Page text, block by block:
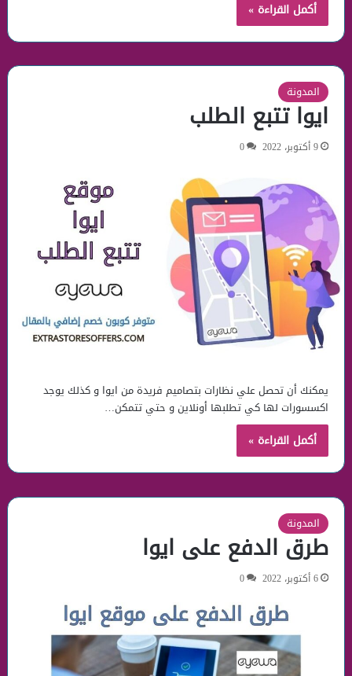
أكمل القراءة »
المدونة
ايوا تتبع الطلب
9 أكتوبر، 2022 0
يمكنك أن تحصل علي نظارات بتصاميم فريدة من ايوا و كذلك يوجد
اكسسورات لها كي تطلبها أونلاين و حتي تتمكن…
أكمل القراءة »
المدونة
طرق الدفع على ايوا
6 أكتوبر، 2022 0